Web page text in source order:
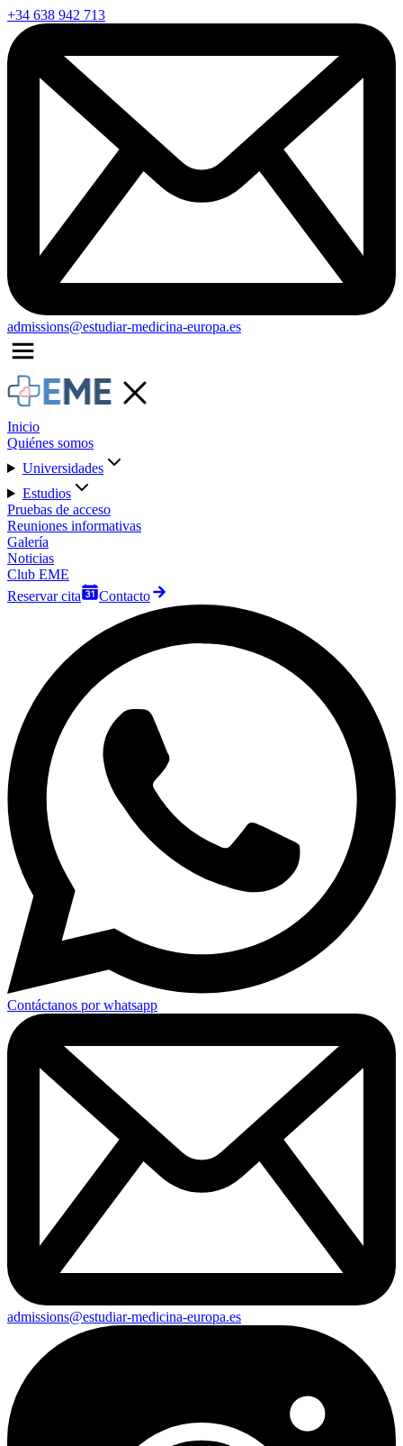
+34 638 942 713
admissions@estudiar-medicina-europa.es
Inicio
Quiénes somos
Universidades
Estudios
Pruebas de acceso
Reuniones informativas
Galería
Noticias
Club EME
Reservar cita
Contacto
Contáctanos por whatsapp
admissions@estudiar-medicina-europa.es